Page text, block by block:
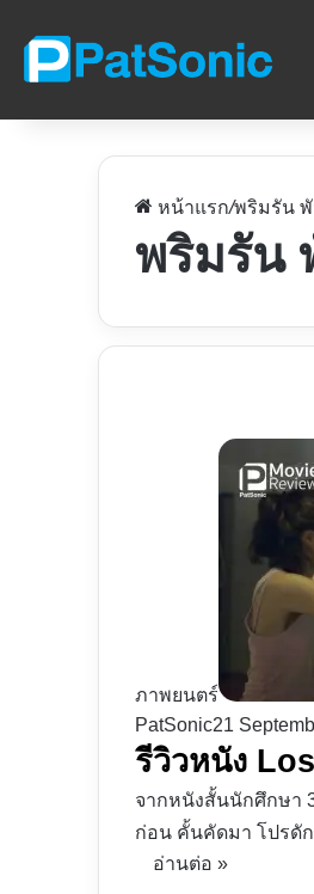
หน้าแรก/พริมรัน
พริมรัน
ภาพยนตร์
PatSonic21
รีวิวหนัง
จากหนังสั้นนักศึกษา 3
ก่อน คั้นคัดมา โปรดั
อ่านต่อ »